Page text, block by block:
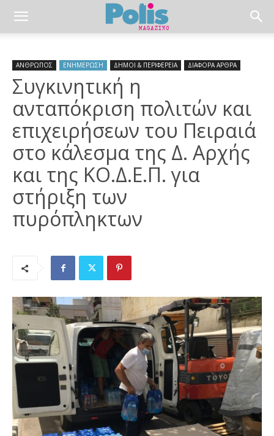
ΑΝΘΡΩΠΟΣ ΕΝΗΜΕΡΩΣΗ ΔΗΜΟΙ & ΠΕΡΙΦΕΡΕΙΑ ΔΙΑΦΟΡΑ ΑΡΘΡΑ
Συγκινητική η
ανταπόκριση πολιτών και
επιχειρήσεων του Πειραιά
στο κάλεσμα της Δ. Αρχής
και της ΚΟ.Δ.Ε.Π. για
στήριξη των
πυρόπληκτων